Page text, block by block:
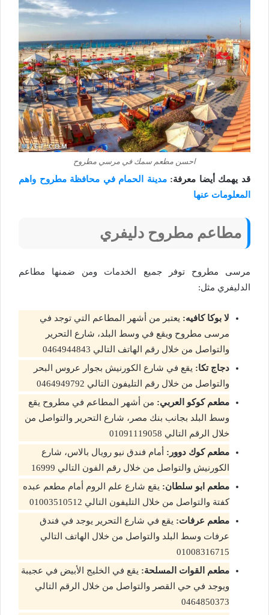
احسن مطعم سمك في مرسي مطروح
قد يهمك أيضا معرفة:مدينة الحمام في محافظة مطروح واهم
المعلومات عنها
مطاعم مطروح دليفري
مرسى مطروح توفر جميع الخدمات ومن ضمنها مطاعم
الدليفري مثل:
لا بوكا كافيه: يعتبر من أشهر المطاعم التي توجد في
مرسى مطروح ويقع في وسط البلد، شارع التحرير
والتواصل من خلال رقم الهاتف التالي 0464944843
دجاج تكا: يقع في شارع الكورنيش بجوار عروس البحر
والتواصل من خلال رقم التليفون التالي 0464949792
مطعم كوكو العربي: من أشهر المطاعم في مطروح يقع
وسط البلد بجانب بنك مصر، شارع التحرير والتواصل من
خلال الرقم التالي 01091119058
مطعم كوك دوور:
أمام فندق نيو رويال بالاس، شارع
الكورنيش والتواصل من خلال رقم الفون التالي 16999
مطعم ابو سلطان: يقع شارع علم الروم أمام مطعم عبده
كفتة والتواصل من خلال التليفون التالي 01003510512
مطعم عرفات: يقع في شارع التحرير يوجد في فندق
عرفات وسط البلد والتواصل من خلال الهاتف التالي
01008316715
مطعم القوات المسلحة: يقع في الخليج الأبيض في عجيبة
ويوجد في حي القصر والتواصل من خلال الرقم التالي
0464850373